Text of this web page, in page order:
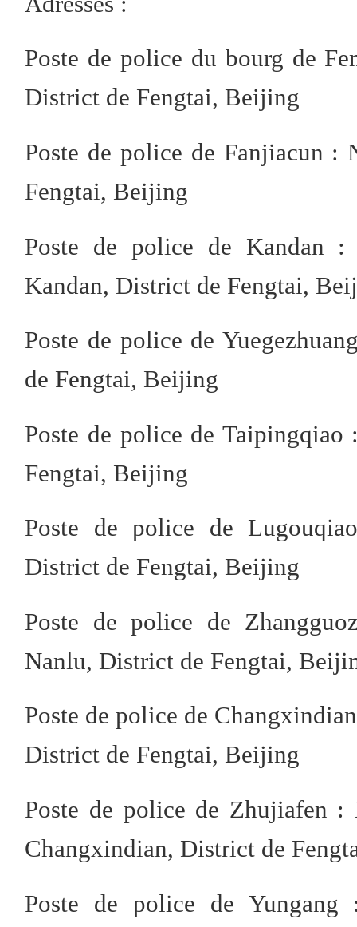
Poste de police du bourg de
District de Fengtai, Beijing
Poste de police de Fanjiacun :
Fengtai, Beijing
Poste de police de Kandan
Kandan, District de Fengtai,
Poste de police de
de Fengtai, Beijing
Poste de police de
Fengtai, Beijing
Poste de police de
District de Fengtai, Beijing
Poste de police de
Nanlu, District de Fengtai,
Poste de police de
District de Fengtai, Beijing
Poste de police de Zhujiafen
Changxindian, District de
Poste de police de